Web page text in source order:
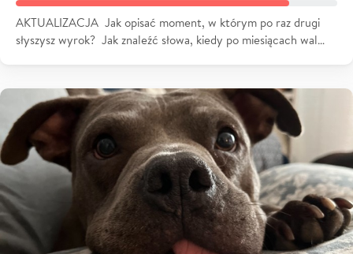
AKTUALIZACJA Jak opisać moment, w którym po raz drugi
słyszysz wyrok? Jak znaleźć słowa, kiedy po miesiącach wal…